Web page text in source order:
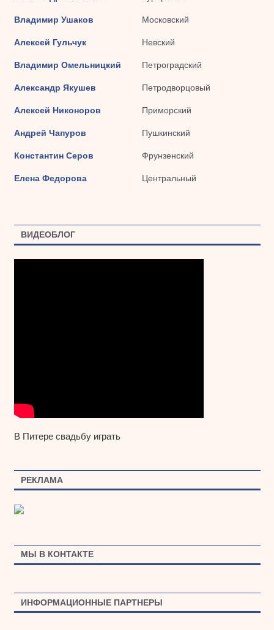
Владимир Ушаков Московский
Алексей Гульчук Невский
Владимир Омельницкий Петроградский
Александр Якушев Петродворцовый
Алексей Никоноров Приморский
Андрей Чапуров Пушкинский
Константин Серов Фрунзенский
Елена Федорова Центральный
ВИДЕОБЛОГ
В Питере свадьбу играть
РЕКЛАМА
МЫ В КОНТАКТЕ
ИНФОРМАЦИОННЫЕ ПАРТНЕРЫ